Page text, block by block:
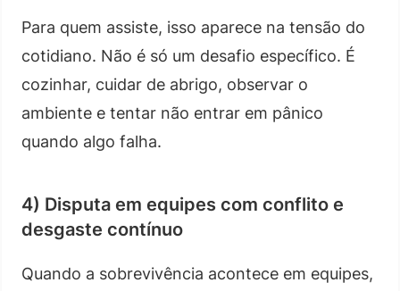
Para quem assiste, isso aparece na tensão do
cotidiano. Não é só um desafio específico. É
cozinhar, cuidar de abrigo, observar o
ambiente e tentar não entrar em pânico
quando algo falha.
4) Disputa em equipes com conflito e
desgaste contínuo
Quando a sobrevivência acontece em equipes,